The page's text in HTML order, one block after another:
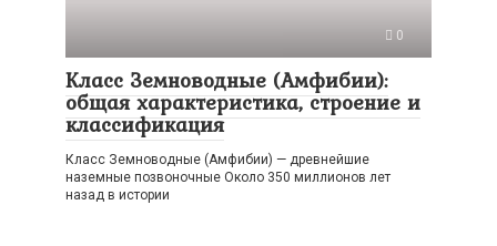
0
Класс Земноводные (Амфибии):
общая характеристика, строение и
классификация
Класс Земноводные (Амфибии) — древнейшие
наземные позвоночные Около 350 миллионов лет
назад в истории